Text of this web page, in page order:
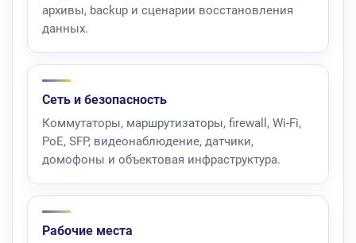
архивы, backup и сценарии восстановления
данных.
Сеть и безопасность
Коммутаторы, маршрутизаторы, firewall, Wi-Fi,
PoE, SFP, видеонаблюдение, датчики,
домофоны и объектовая инфраструктура.
Рабочие места